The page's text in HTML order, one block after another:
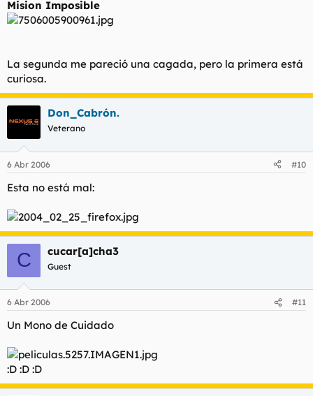
Mision Imposible
La segunda me pareció una cagada, pero la primera está
curiosa.
Don_Cabrón.
Veterano
6 Abr 2006 #10
Esta no está mal:
C cucar[a]cha3
Guest
6 Abr 2006 #11
Un Mono de Cuidado
:D :D :D